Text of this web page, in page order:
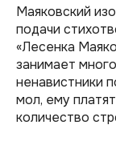
Маяковский
подачи
«Лесенка
занимает
ненавистники
мол, ему
количество